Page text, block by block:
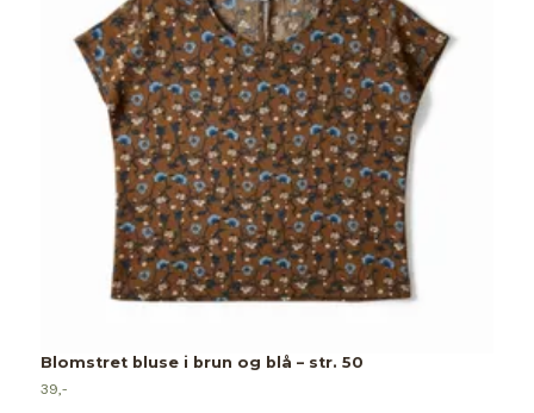
Blomstret bluse i brun og blå – str. 50
39,-